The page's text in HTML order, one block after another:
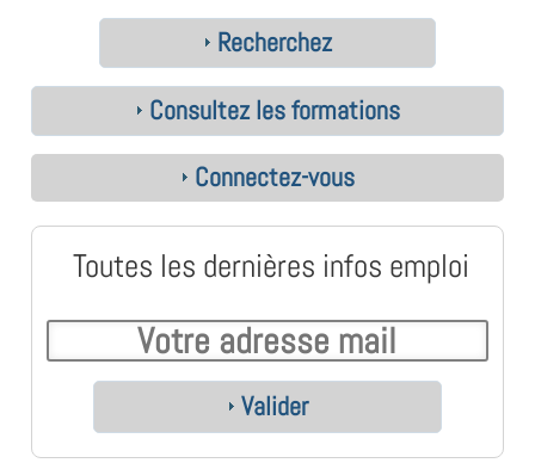
Recherchez
Consultez les formations
Connectez-vous
Toutes les dernières infos emploi
Valider